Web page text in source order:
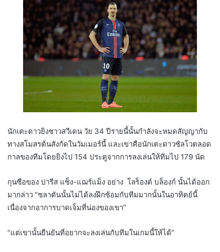
นักเตะดาวยิงชาวสวีเดน วัย 34 ปีรายนี้นั้นกำลังจะหมดสัญญากับ
ทางสโมสรต้นสังกัดในวัมเมอร์นี้ และเขาคือนักเตะดาวซัลโวตลอด
กาลของทีมโดยยิงไป 154 ประตูจากการลงเล่นให้ทีมไป 179 นัด
กุนซือของ ปารีส แซ็ง-แฌร์แม็ง อย่าง โลร็องต์ บล็องก์ นั้นได้ออก
มากล่าว “ซลาตันนั้นไม่ได้ลงฝึกซ้อมกับทีมมากนั้นในอาทิตย์นี้
เนื่องจากอาการบาดเจ็มที่น่องของเขา”
“แต่เขานั้นยืนยันที่อยากจะลงเล่นกับทีมในเกมนี้ให้ได้”